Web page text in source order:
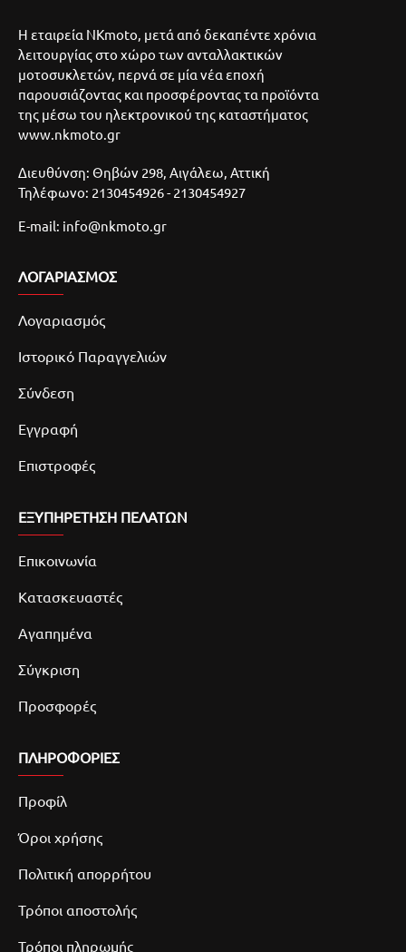
Η εταιρεία NKmoto, μετά από δεκαπέντε χρόνια
λειτουργίας στο χώρο των ανταλλακτικών
μοτοσυκλετών, περνά σε μία νέα εποχή
παρουσιάζοντας και προσφέροντας τα προϊόντα
της μέσω του ηλεκτρονικού της καταστήματος
www.nkmoto.gr
Διευθύνση: Θηβών 298, Αιγάλεω, Αττική
Τηλέφωνο: 2130454926 - 2130454927
E-mail: info@nkmoto.gr
ΛΟΓΑΡΙΑΣΜΌΣ
Λογαριασμός
Ιστορικό Παραγγελιών
Σύνδεση
Εγγραφή
Επιστροφές
ΕΞΥΠΗΡΕΤΗΣΗ ΠΕΛΑΤΩΝ
Επικοινωνία
Κατασκευαστές
Αγαπημένα
Σύγκριση
Προσφορές
ΠΛΗΡΟΦΟΡΙΕΣ
Προφίλ
Όροι χρήσης
Πολιτική απορρήτου
Τρόποι αποστολής
Τρόποι πληρωμής